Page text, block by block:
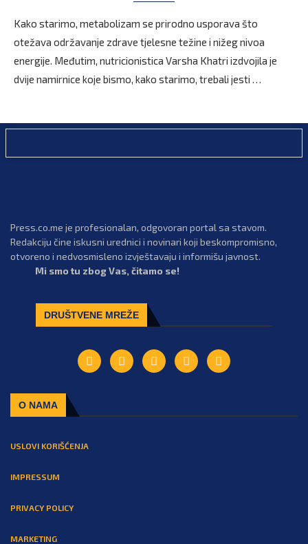
Kako starimo, metabolizam se prirodno usporava što
otežava održavanje zdrave tjelesne težine i nižeg nivoa
energije. Međutim, nutricionistica Varsha Khatri izdvojila je
dvije namirnice koje bismo, kako starimo, trebali jesti …
Press.co.me je profesionalan, odgovoran portal sa stavom.
Redakciju čine iskusni urednici i novinari koji beskompromisno,
otvoreno i nedvosmisleno izvještavaju i informišu javnost.
Mi smo tu zbog Vas, čitamo se!
DRUŠTVENE MREŽE
O NAMA
USLOVI KORIŠĆENJA
IMPRESSUM
PRIVACY POLICY
MARKETING